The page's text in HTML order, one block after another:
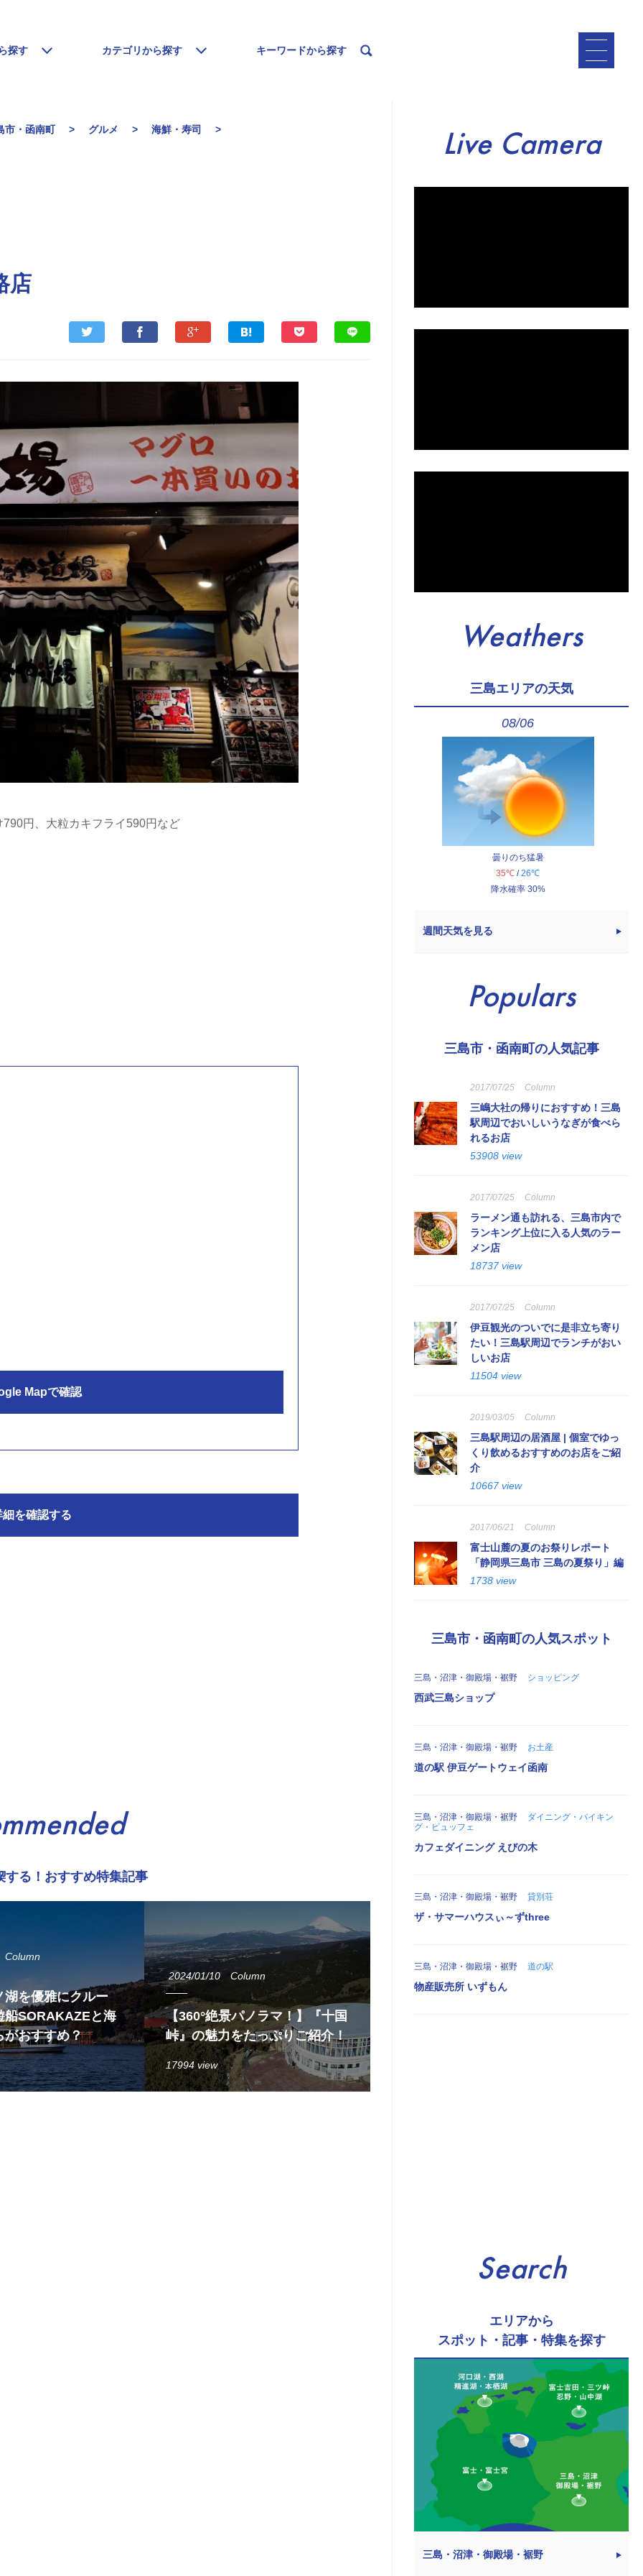
探す カテゴリから探す キーワードから探す
市・函南町 グルメ 海鮮・寿司
店
円、大粒カキフライ590円など
Mapで確認
細を確認する
する！おすすめ特集記事
Column
湖を優雅にクルー
船SORAKAZEと海
がおすすめ？
2024/01/10 Column
【360°絶景パノラマ！】『十国
峠』の魅力をたっぷりご紹介！
17994 view
Live Camera
Weathers
三島エリアの天気
08/06
曇りのち猛暑
35℃ /26℃
降水確率 30%
週間天気を見る
Populars
三島市・函南町の人気記事
2017/07/25 Column
三嶋大社の帰りにおすすめ！三島
駅周辺でおいしいうなぎが食べら
れるお店
53908 view
2017/07/25 Column
ラーメン通も訪れる、三島市内で
ランキング上位に入る人気のラー
メン店
18737 view
2017/07/25 Column
伊豆観光のついでに是非立ち寄り
たい！三島駅周辺でランチがおい
しいお店
11504 view
2019/03/05 Column
三島駅周辺の居酒屋 | 個室でゆっ
くり飲めるおすすめのお店をご紹
介
10667 view
2017/06/21 Column
富士山麓の夏のお祭りレポート
「静岡県三島市 三島の夏祭り」編
1738 view
三島市・函南町の人気スポット
三島・沼津・御殿場・裾野 ショッピング
西武三島ショップ
三島・沼津・御殿場・裾野 お土産
道の駅 伊豆ゲートウェイ函南
三島・沼津・御殿場・裾野
ダイニング・バイキン
グ・ビュッフェ
カフェダイニング えびの木
三島・沼津・御殿場・裾野 貸別荘
ザ・サマーハウスぃ～ずthree
三島・沼津・御殿場・裾野 道の駅
物産販売所 いずもん
Search
エリアから
スポット・記事・特集を探す
三島・沼津・御殿場・裾野